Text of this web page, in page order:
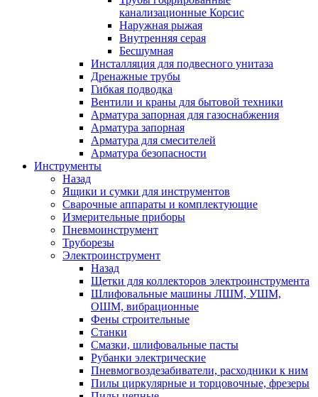
канализационные Корсис
Наружная рыжая
Внутренняя серая
Бесшумная
Инсталляция для подвесного унитаза
Дренажные трубы
Гибкая подводка
Вентили и краны для бытовой техники
Арматура запорная для газоснабжения
Арматура запорная
Арматура для смесителей
Арматура безопасности
Инструменты
Назад
Ящики и сумки для инструментов
Сварочные аппараты и комплектующие
Измерительные приборы
Пневмоинструмент
Труборезы
Электроинструмент
Назад
Щетки для коллекторов электроинструмента
Шлифовальные машины ЛШМ, УШМ,
ОШМ, вибрационные
Фены строительные
Станки
Смазки, шлифовальные пасты
Рубанки электрические
Пневмогвоздезабиватели, расходники к ним
Пилы циркулярные и торцовочные, фрезеры